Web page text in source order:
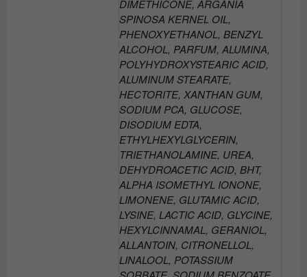
DIMETHICONE, ARGANIA
SPINOSA KERNEL OIL,
PHENOXYETHANOL, BENZYL
ALCOHOL, PARFUM, ALUMINA,
POLYHYDROXYSTEARIC ACID,
ALUMINUM STEARATE,
HECTORITE, XANTHAN GUM,
SODIUM PCA, GLUCOSE,
DISODIUM EDTA,
ETHYLHEXYLGLYCERIN,
TRIETHANOLAMINE, UREA,
DEHYDROACETIC ACID, BHT,
ALPHA ISOMETHYL IONONE,
LIMONENE, GLUTAMIC ACID,
LYSINE, LACTIC ACID, GLYCINE,
HEXYLCINNAMAL, GERANIOL,
ALLANTOIN, CITRONELLOL,
LINALOOL, POTASSIUM